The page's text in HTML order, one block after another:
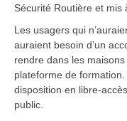
Sécurité Routière et mis
Les usagers qui
auraient besoin d’un
rendre dans les
plateforme de
disposition en libre-
public.